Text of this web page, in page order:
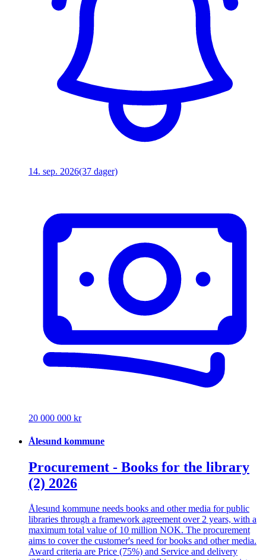
14. sep. 2026(37 dager)
20 000 000 kr
Ålesund kommune
Procurement - Books for the library
(2) 2026
Ålesund kommune needs books and other media for public
libraries through a framework agreement over 2 years, with a
maximum total value of 10 million NOK. The procurement
aims to cover the customer's need for books and other media.
Award criteria are Price (75%) and Service and delivery